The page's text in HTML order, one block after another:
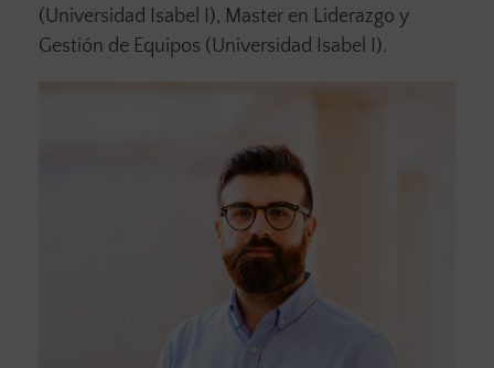
(Universidad Isabel I), Master en Liderazgo y
Gestión de Equipos (Universidad Isabel I).